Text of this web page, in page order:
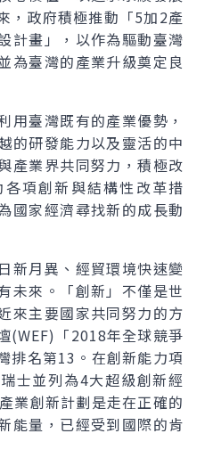
，政府積極推動「5加2產
計畫」，以作為驅動臺灣
為臺灣的產業升級奠定良
用臺灣既有的產業優勢，
的研發能力以及靈活的中
產業界共同努力，積極改
項創新與結構性改革措
國家經濟尋找新的成長動
新月異、經貿環境快速變
未來。「創新」不僅是世
來主要國家共同努力的方
(WEF)「2018年全球競爭
排名第13。在創新能力項
士並列為4大超級創新經
業創新計劃是走在正確的
能量，已經受到國際的肯